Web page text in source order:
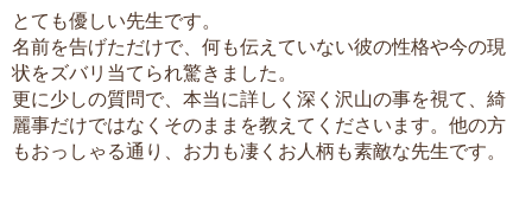
とても優しい先生です。
名前を告げただけで、何も伝えていない彼の性格や今の現
状をズバリ当てられ驚きました。
更に少しの質問で、本当に詳しく深く沢山の事を視て、綺
麗事だけではなくそのままを教えてくださいます。他の方
もおっしゃる通り、お力も凄くお人柄も素敵な先生です。